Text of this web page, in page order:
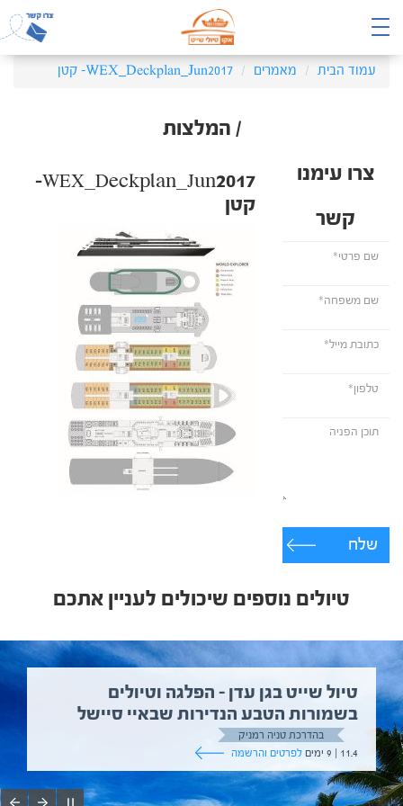
עמוד הבית מאמרים WEX_Deckplan_Jun2017- קטן
/ המלצות
צרו עימנו
קשר
שלח
WEX_Deckplan_Jun2017-
קטן
טיולים נוספים שיכולים לעניין אתכם
טיול שייט בגן עדן – הפלגה וטיולים
בשמורות הטבע הנדירות שבאיי סיישל
בהדרכת טניה רמניק
11.4 | 9 ימים
לפרטים והרשמה